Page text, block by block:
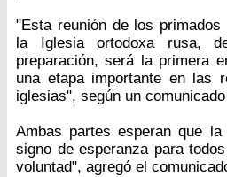
"Esta reunión de los
la Iglesia ortodoxa rusa,
preparación, será la primera
una etapa importante en las
iglesias", según un
Ambas partes esperan que
signo de esperanza para
voluntad", agregó el